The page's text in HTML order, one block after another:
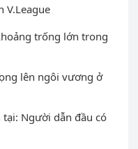
V.League
trống lớn trong
lên ngôi vương ở
tại: Người dẫn đầu có